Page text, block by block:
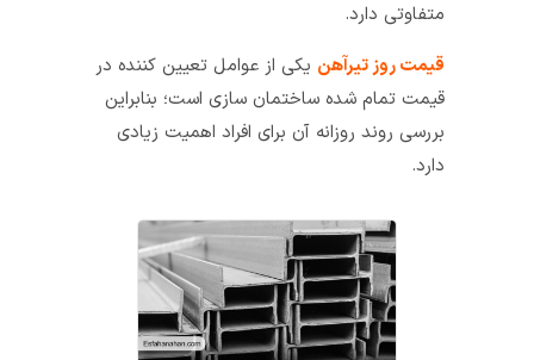
متفاوتی دارد.
قیمت روز تیرآهنیکی از عوامل تعیین کننده در
قیمت تمام شده ساختمان سازی است؛ بنابراین
بررسی روند روزانه آن برای افراد اهمیت زیادی